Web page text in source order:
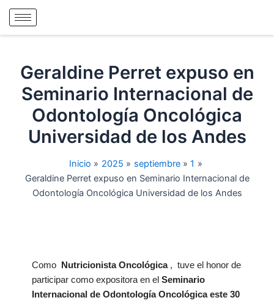
contenido
Geraldine Perret expuso en
Seminario Internacional de
Odontología Oncológica
Universidad de los Andes
Inicio 2025 septiembre
1
Geraldine Perret expuso en Seminario Internacional de
Odontología Oncológica Universidad de los Andes
Como Nutricionista Oncológica, tuve el honor de
participar como expositora en elSeminario
Internacional de Odontología Oncológica este 30